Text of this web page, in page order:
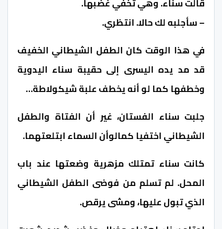
– سأجلبه لك حالا. انتظري.
في هذا الوقت كان الطفل الشيطاني الخفيف
قد مد يده اليسرى إلى حقيبة سناء اليدوية
وخطفها كما لو أنه يخطف علبة شيكولاطة…
جلبت سناء الفستان، غير أن الفتاة والطفل
الشيطاني اختفيا كمالوأن السماء ابتلعتهما.
كانت سناء تمتلك مزهرية وضعتها عند باب
المحل. لم تسلم من فوضى الطفل الشيطاني
الذي تبول عليها، ومشى يرقص.